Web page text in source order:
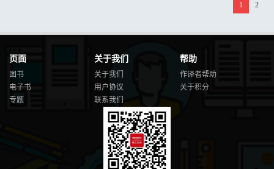
1 2
页面
图书
电子书
专题
关于我们
关于我们
用户协议
联系我们
帮助
作译者帮助
关于积分